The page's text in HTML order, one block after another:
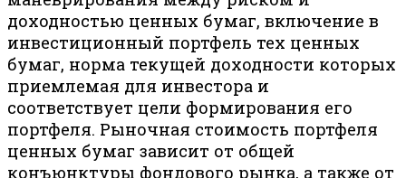
доходностью ценных бумаг, включение в
инвестиционный портфель тех ценных
бумаг, норма текущей доходности которых
приемлемая для инвестора и
соответствует цели формирования его
портфеля. Рыночная стоимость портфеля
ценных бумаг зависит от общей
конъюнктуры фондового рынка, а также от